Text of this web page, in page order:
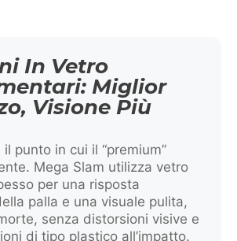
In Vetro
Miglior
Visione Più
punto in cui il “premium”
Mega Slam utilizza vetro
per una risposta
palla e una visuale pulita,
senza distorsioni visive e
di tipo plastico all’impatto.